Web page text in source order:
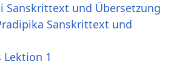
Sanskrittext und Übersetzung
Sanskrittext und
Lektion 1